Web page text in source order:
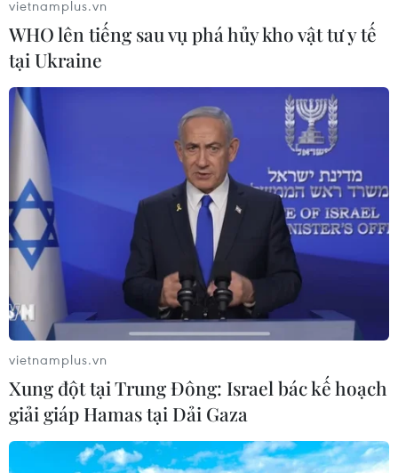
#Mặt trận Tổ quốc Việt Nam
#Ý kiến tâm huyết
#Công tác Mặt trận
#Đại đoàn kết toàn dân tộc
Theo dõi VietnamPlus
TIN LIÊN QUAN
vietnamplus.vn
WHO lên tiếng sau vụ phá hủy kho vật tư y tế
tại Ukraine
vietnamplus.vn
Xung đột tại Trung Đông: Israel bác kế hoạch
giải giáp Hamas tại Dải Gaza